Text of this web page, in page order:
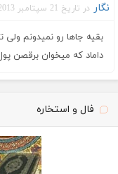
نگار در تاریخ 21 سپتامبر 2013 گفته :
بقیه جاها رو نمیدونم
داماد که میخوان برقصن
فال و استخاره